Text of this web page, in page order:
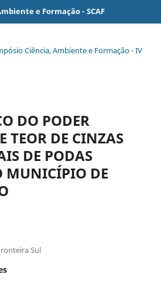
e Formação - SCAF
Ciência, Ambiente e Formação - IV
DO PODER
TEOR DE CINZAS
DE PODAS
MUNICÍPIO DE
Sul